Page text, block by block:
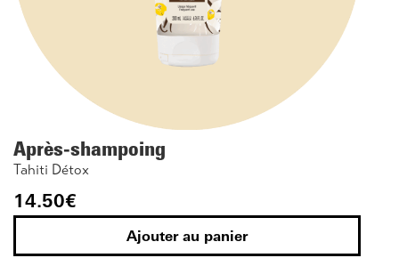
Après-shampoing
Tahiti Détox
14.50€
Ajouter au panier